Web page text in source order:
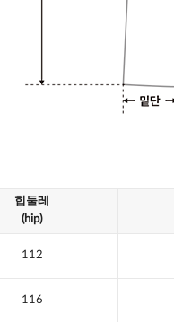
힙둘레
(hip)
112
116